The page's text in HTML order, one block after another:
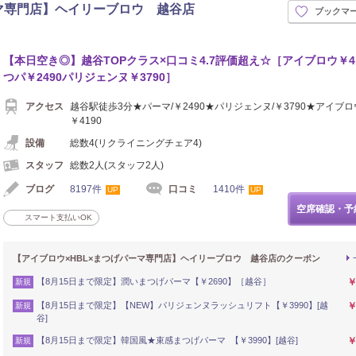
専門店】ヘイリーブロウ 越谷店 ブックマ
【本日空き◎】越谷TOPクラス×口コミ4.7評価超え☆［アイブロウ￥
つパ￥2490パリジェンヌ￥3790］
アクセス
越谷駅徒歩3分★パーマ/￥2490★パリジェンヌ/￥3790★アイブロ
￥4190
設備
総数4(リクライニングチェア4)
スタッフ
総数2人(スタッフ2人)
ブログ 8197件 UP 口コミ 1410件 UP
スマート支払いOK
空席確認・
【アイブロウ×HBL×まつげパーマ専門店】ヘイリーブロウ 越谷店のクーポン
新規 【8月15日まで限定】潤いまつげパーマ【￥2690】［越谷］
新規
【8月15日まで限定】【NEW】パリジェンヌラッシュリフト【￥3990】[越
谷]
新規 【8月15日まで限定】韓国風★束感まつげパーマ 【￥3990】[越谷]